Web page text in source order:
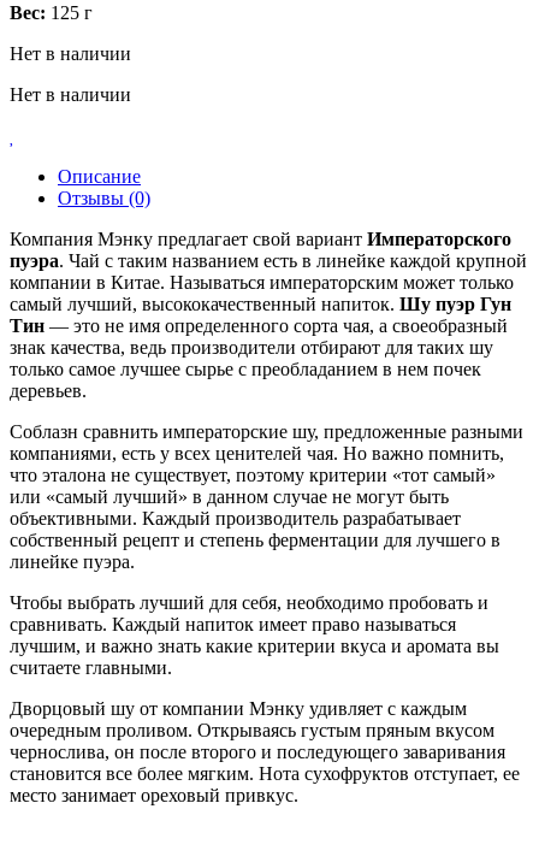
Вес: 125 г
Нет в наличии
Нет в наличии
Описание
Отзывы (0)
Компания Мэнку предлагает свой вариант Императорского
пуэра. Чай с таким названием есть в линейке каждой крупной
компании в Китае. Называться императорским может только
самый лучший, высококачественный напиток. Шу пуэр Гун
Тин — это не имя определенного сорта чая, а своеобразный
знак качества, ведь производители отбирают для таких шу
только самое лучшее сырье с преобладанием в нем почек
деревьев.
Соблазн сравнить императорские шу, предложенные разными
компаниями, есть у всех ценителей чая. Но важно помнить,
что эталона не существует, поэтому критерии «тот самый»
или «самый лучший» в данном случае не могут быть
объективными. Каждый производитель разрабатывает
собственный рецепт и степень ферментации для лучшего в
линейке пуэра.
Чтобы выбрать лучший для себя, необходимо пробовать и
сравнивать. Каждый напиток имеет право называться
лучшим, и важно знать какие критерии вкуса и аромата вы
считаете главными.
Дворцовый шу от компании Мэнку удивляет с каждым
очередным проливом. Открываясь густым пряным вкусом
чернослива, он после второго и последующего заваривания
становится все более мягким. Нота сухофруктов отступает, ее
место занимает ореховый привкус.